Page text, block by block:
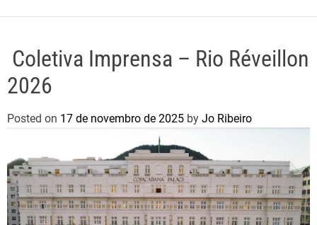
Coletiva Imprensa – Rio Réveillon
2026
Posted on 17 de novembro de 2025 by Jo Ribeiro